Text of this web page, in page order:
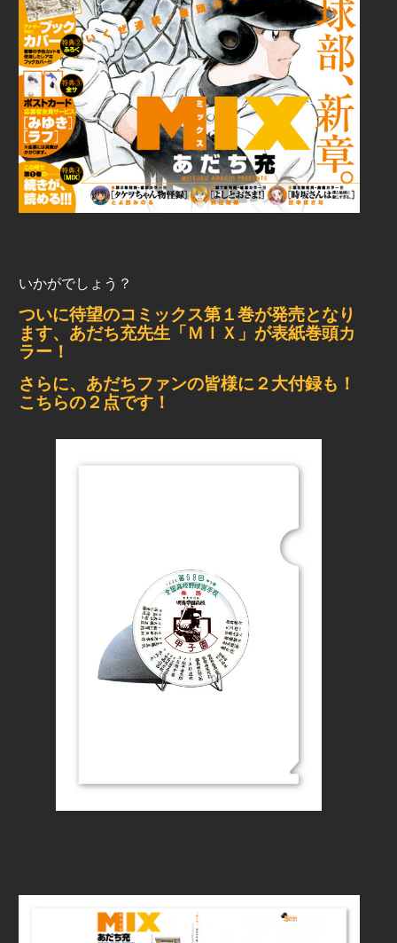
いかがでしょう？
ついに待望のコミックス第１巻が発売となり
ます、あだち充先生「ＭＩＸ」が表紙巻頭カ
ラー！
さらに、あだちファンの皆様に２大付録も！
こちらの２点です！